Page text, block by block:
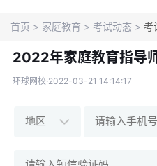
首页 > 家庭教育 > 考试动态 > 考
2022年家庭教育指导
环球网校·2022-03-21 14:14:17